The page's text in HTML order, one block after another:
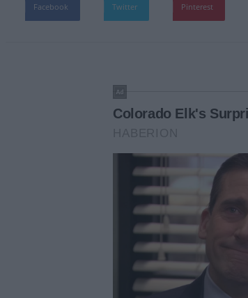
Facebook Twitter Pinterest